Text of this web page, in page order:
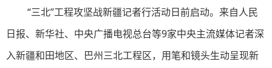
“三北”工程攻坚战新疆记者行活动日前启动。来自人民
日报、新华社、中央广播电视总台等9家中央主流媒体记者深
入新疆和田地区、巴州三北工程区，用笔和镜头生动呈现新